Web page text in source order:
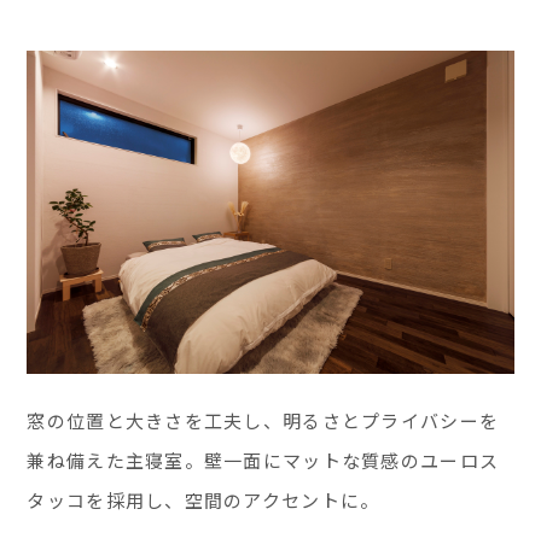
窓の位置と大きさを工夫し、明るさとプライバシーを
兼ね備えた主寝室。壁一面にマットな質感のユーロス
タッコを採用し、空間のアクセントに。